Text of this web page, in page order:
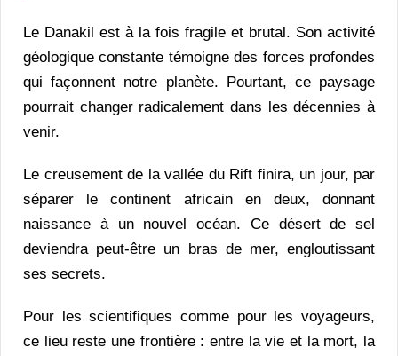
Le Danakil est à la fois fragile et brutal. Son activité
géologique constante témoigne des forces profondes
qui façonnent notre planète. Pourtant, ce paysage
pourrait changer radicalement dans les décennies à
venir.
Le creusement de la vallée du Rift finira, un jour, par
séparer le continent africain en deux, donnant
naissance à un nouvel océan. Ce désert de sel
deviendra peut-être un bras de mer, engloutissant
ses secrets.
Pour les scientifiques comme pour les voyageurs,
ce lieu reste une frontière : entre la vie et la mort, la